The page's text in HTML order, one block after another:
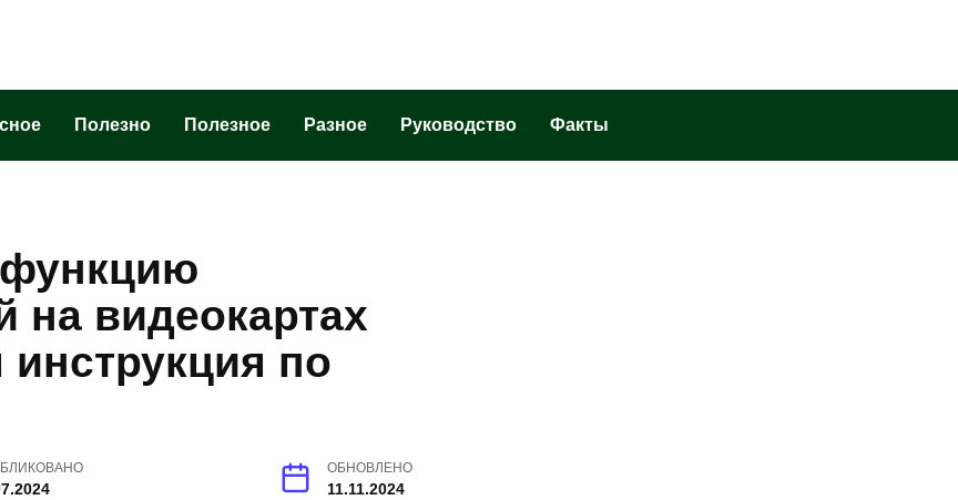
Полезно Полезное Разное Руководство Факты
функцию
на видеокартах
по
ОБНОВЛЕНО
11.11.2024